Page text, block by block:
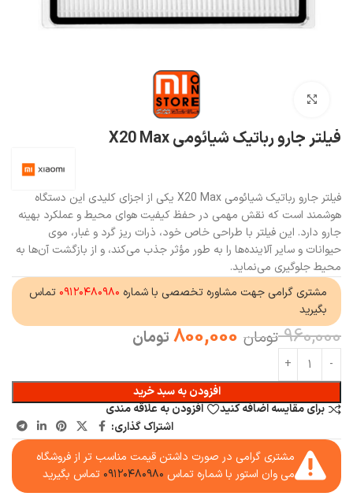
فیلتر جارو رباتیک شیائومی X20 Max
فیلتر جارو رباتیک شیائومی X20 Max یکی از اجزای کلیدی این دستگاه
هوشمند است که نقش مهمی در حفظ کیفیت هوای محیط و عملکرد بهینه
جارو دارد. این فیلتر با طراحی خاص خود، ذرات ریز گرد و غبار، موی
حیوانات و سایر آلاینده‌ها را به طور مؤثر جذب می‌کند، و از بازگشت آن‌ها به
محیط جلوگیری می‌نماید.
مشتری گرامی جهت مشاوره تخصصی با شماره ۰۹۱۲۰۴۸۰۹۸۰ تماس
بگیرید
960,000 تومان 800,000 تومان
افزودن به سبد خرید
برای مقایسه اضافه کنید
افزودن به علاقه مندی
اشتراک گذاری:
مشتری گرامی در صورت داشتن قیمت مناسب تر از فروشگاه
می وان استور با شماره تماس ۰۹۱۲۰۴۸۰۹۸۰ تماس بگیرید